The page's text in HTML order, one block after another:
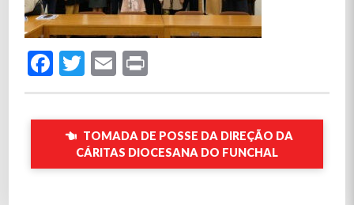
Facebook
Twitter
Email
TOMADA DE POSSE DA DIREÇÃO DA
CÁRITAS DIOCESANA DO FUNCHAL